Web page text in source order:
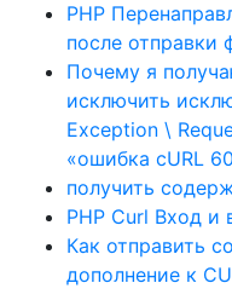
PHP
после отправки
Почему я
исключить
Exception \
«ошибка cURL 60
получить
PHP Curl Вход и
Как отправить
дополнение к